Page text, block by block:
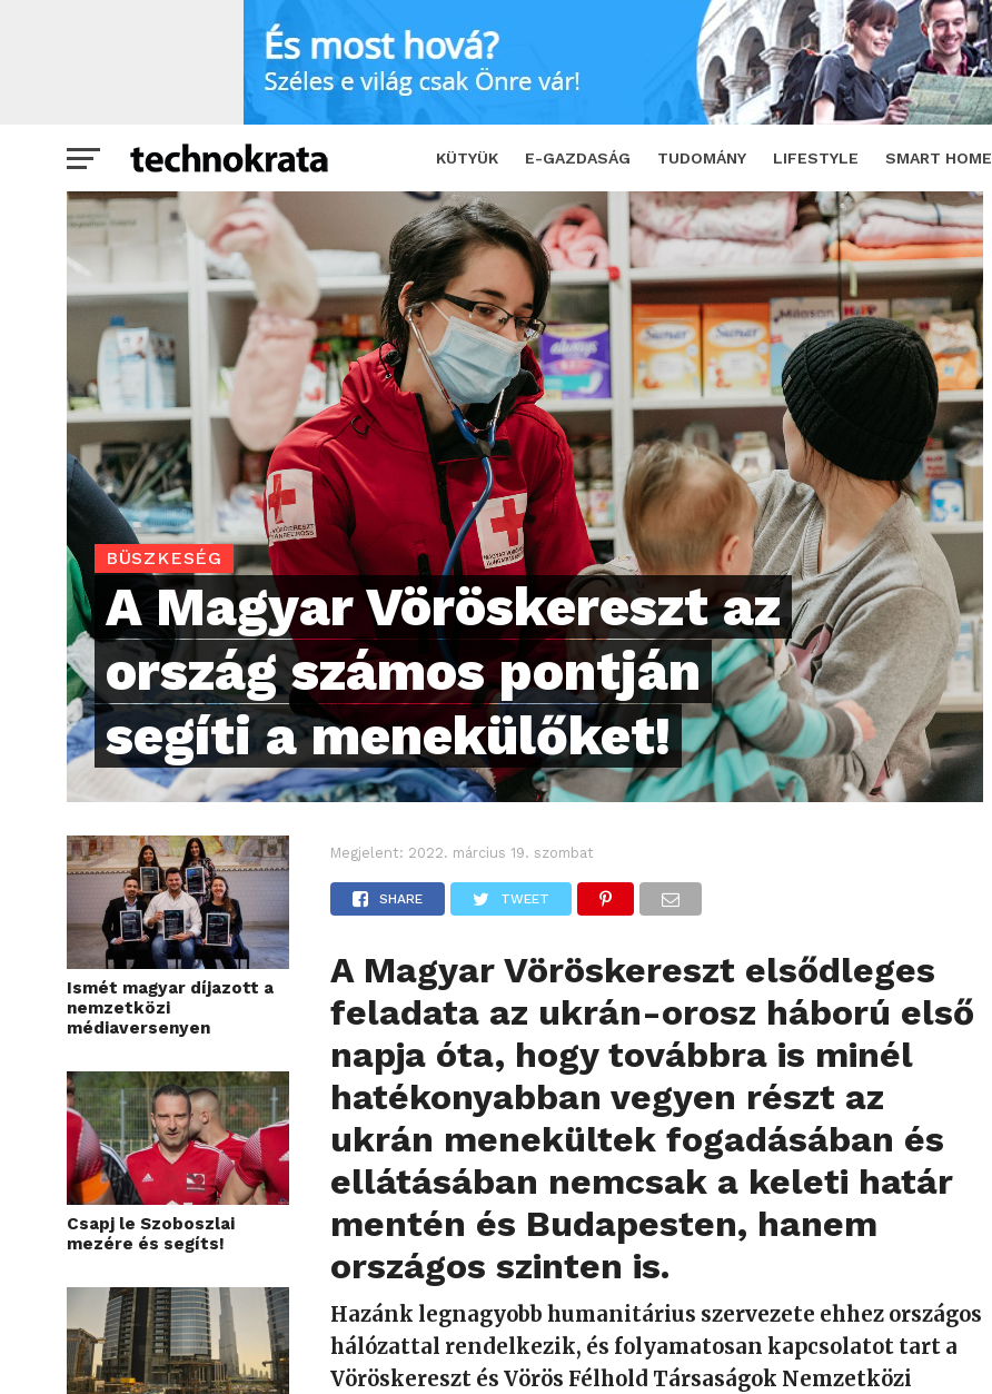
KÜTYÜK E-GAZDASÁG TUDOMÁNY LIFESTYLE SMART HOME
A Magyar Vöröskereszt az ország számos pontján segíti a menekülőket! SHARE
BÜSZKESÉG
A Magyar Vöröskereszt az
ország számos pontján
segíti a menekülőket!
Ismét magyar díjazott a
nemzetközi
médiaversenyen
Csapj le Szoboszlai
mezére és segíts!
Megjelent: 2022. március 19. szombat
SHARE TWEET
A Magyar Vöröskereszt elsődleges
feladata az ukrán-orosz háború első
napja óta, hogy továbbra is minél
hatékonyabban vegyen részt az
ukrán menekültek fogadásában és
ellátásában nemcsak a keleti határ
mentén és Budapesten, hanem
országos szinten is.
Hazánk legnagyobb humanitárius szervezete ehhez országos
hálózattal rendelkezik, és folyamatosan kapcsolatot tart a
Vöröskereszt és Vörös Félhold Társaságok Nemzetközi